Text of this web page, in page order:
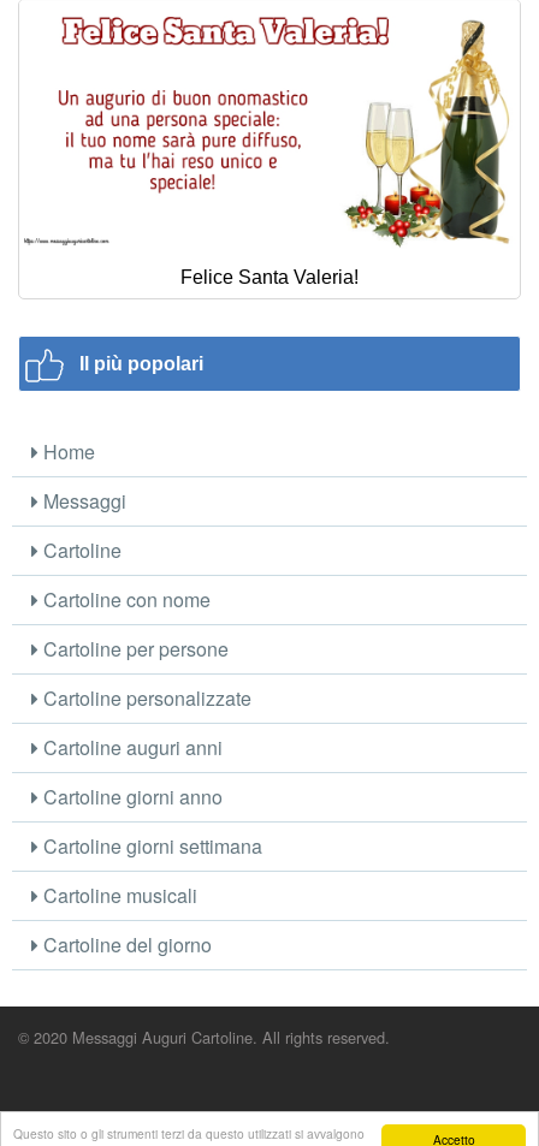
Accetto
Questo sito o gli strumenti terzi da questo utilizzati si avvalgono
Felice Santa Valeria!
Il più popolari
Home
Messaggi
Cartoline
Cartoline con nome
Cartoline per persone
Cartoline personalizzate
Cartoline auguri anni
Cartoline giorni anno
Cartoline giorni settimana
Cartoline musicali
Cartoline del giorno
© 2020 Messaggi Auguri Cartoline. All rights reserved.